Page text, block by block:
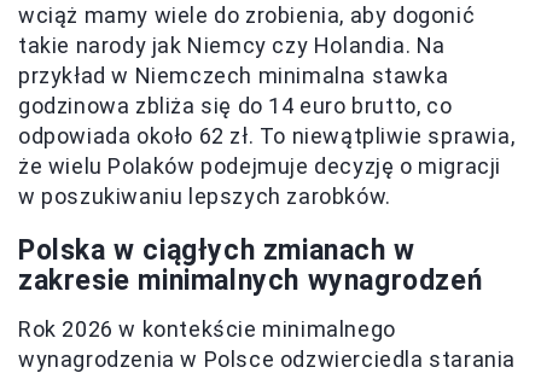
wciąż mamy wiele do zrobienia, aby dogonić
takie narody jak Niemcy czy Holandia. Na
przykład w Niemczech minimalna stawka
godzinowa zbliża się do 14 euro brutto, co
odpowiada około 62 zł. To niewątpliwie sprawia,
że wielu Polaków podejmuje decyzję o migracji
w poszukiwaniu lepszych zarobków.
Polska w ciągłych zmianach w
zakresie minimalnych wynagrodzeń
Rok 2026 w kontekście minimalnego
wynagrodzenia w Polsce odzwierciedla starania